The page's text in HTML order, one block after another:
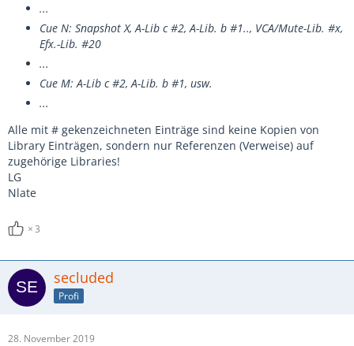
...
Cue N: Snapshot X, A-Lib c #2, A-Lib. b #1.., VCA/Mute-Lib. #x,
Efx.-Lib. #20
...
Cue M: A-Lib c #2, A-Lib. b #1, usw.
...
Alle mit # gekenzeichneten Einträge sind keine Kopien von
Library Einträgen, sondern nur Referenzen (Verweise) auf
zugehörige Libraries!
LG
Nlate
3
secluded
Profi
28. November 2019